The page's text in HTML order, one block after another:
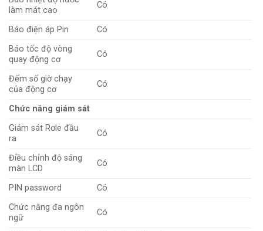
làm mát cao
Có
Báo điện áp Pin
Có
Báo tốc độ vòng
quay động cơ
Có
Đếm số giờ chạy
của động cơ
Có
Chức năng giám sát
Giám sát Rơle đầu
ra
Có
Điều chỉnh độ sáng
màn LCD
Có
PIN password
Có
Chức năng đa ngôn
ngữ
Có